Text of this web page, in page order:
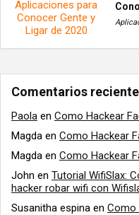
Comentarios
Paola en Como Hackear
Magda en Como Hackear
Magda en Como Hackear
John en Tutorial WifiSlax:
hacker robar wifi con
Susanitha espina en Como